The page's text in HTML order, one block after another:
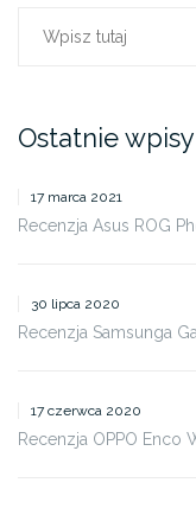
Szukaj:
Ostatnie wpisy
17 marca 2021
Recenzja Asus ROG
30 lipca 2020
Recenzja Samsunga
17 czerwca 2020
Recenzja OPPO Enco